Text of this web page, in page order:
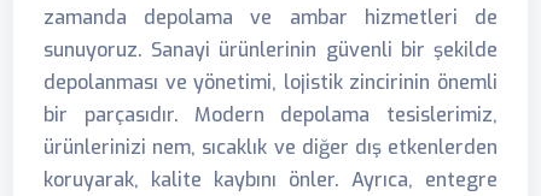
zamanda depolama ve ambar hizmetleri de
sunuyoruz. Sanayi ürünlerinin güvenli bir şekilde
depolanması ve yönetimi, lojistik zincirinin önemli
bir parçasıdır. Modern depolama tesislerimiz,
ürünlerinizi nem, sıcaklık ve diğer dış etkenlerden
koruyarak, kalite kaybını önler. Ayrıca, entegre